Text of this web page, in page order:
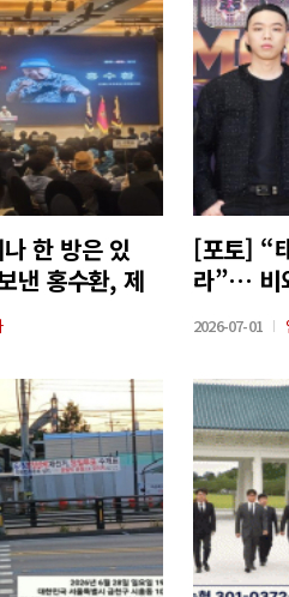
한 방은 있
낸 홍수환, 제
[포토] “
라”… 비
2026-07-01